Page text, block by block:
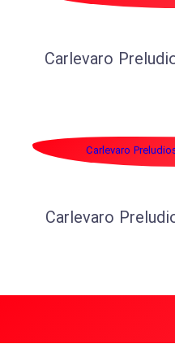
Carlevaro
Carlevaro